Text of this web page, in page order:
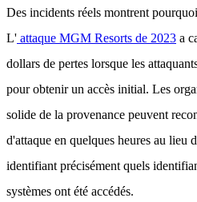
Des incidents réels montrent
L' attaque MGM Resorts de 2023 a
dollars de pertes lorsque les
pour obtenir un accès initial. Les
solide de la provenance peuvent
d'attaque en quelques heures au lieu
identifiant précisément quels
systèmes ont été accédés.